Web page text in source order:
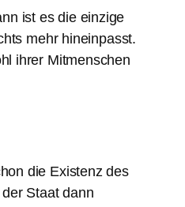
ist es die einzige
mehr hineinpasst.
ihrer Mitmenschen
die Existenz des
Staat dann